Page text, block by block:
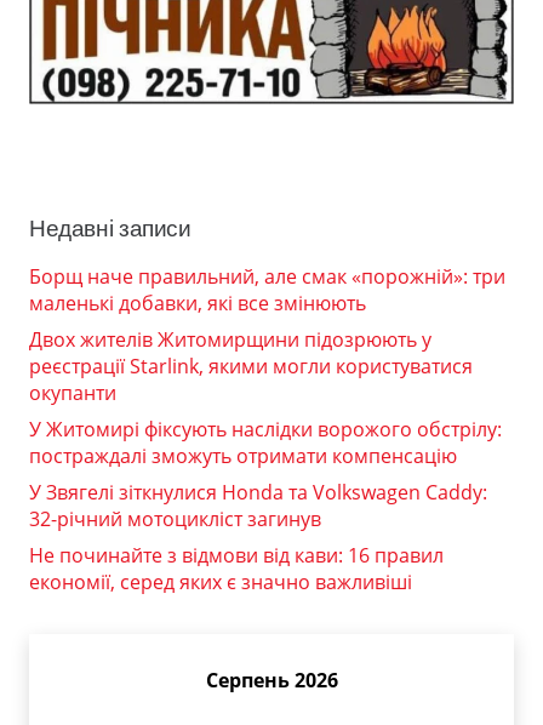
Недавні записи
Борщ наче правильний, але смак «порожній»: три
маленькі добавки, які все змінюють
Двох жителів Житомирщини підозрюють у
реєстрації Starlink, якими могли користуватися
окупанти
У Житомирі фіксують наслідки ворожого обстрілу:
постраждалі зможуть отримати компенсацію
У Звягелі зіткнулися Honda та Volkswagen Caddy:
32-річний мотоцикліст загинув
Не починайте з відмови від кави: 16 правил
економії, серед яких є значно важливіші
Серпень 2026